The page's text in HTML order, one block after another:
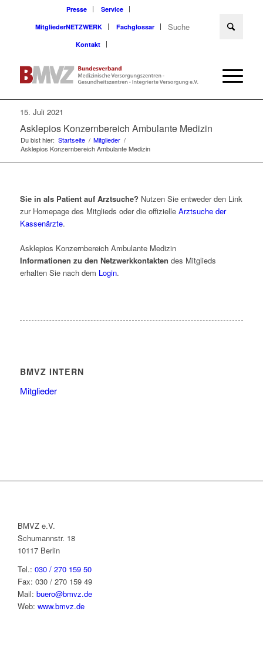
Presse
Service
MitgliederNETZWERK
Fachglossar
Kontakt
15. Juli 2021
Asklepios Konzernbereich Ambulante Medizin
Du bist hier: Startseite / Mitglieder /
Asklepios Konzernbereich Ambulante Medizin
Sie in als Patient auf Arztsuche? Nutzen Sie entweder den Link
zur Homepage des Mitglieds oder die offizielle Arztsuche der
Kassenärzte.
Asklepios Konzernbereich Ambulante Medizin
Informationen zu den Netzwerkkontakten des Mitglieds
erhalten Sie nach dem Login.
BMVZ INTERN
Mitglieder
BMVZ e.V.
Schumannstr. 18
10117 Berlin
Tel.: 030 / 270 159 50
Fax: 030 / 270 159 49
Mail: buero@bmvz.de
Web: www.bmvz.de